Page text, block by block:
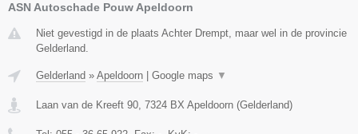
ASN Autoschade Pouw Apeldoorn
Niet gevestigd in de plaats Achter Drempt, maar wel in de provincie
Gelderland.
Gelderland » Apeldoorn Google maps ▼
Laan van de Kreeft 90, 7324 BX Apeldoorn (Gelderland)